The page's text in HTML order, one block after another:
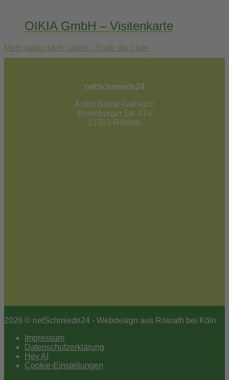
OIKIA GmbH – Visitenkarte
Mehr laden Mehr laden... Ende der Liste
netSchmiede24
Astrid Nolde-Gallasch
Beienburger Str. 47a
51503 Rösrath
2026 © netSchmiede24 - Webdesign aus Rösrath bei Köln
Impressum
Datenschutzerklärung
Hey AI
Cookie-Einstellungen